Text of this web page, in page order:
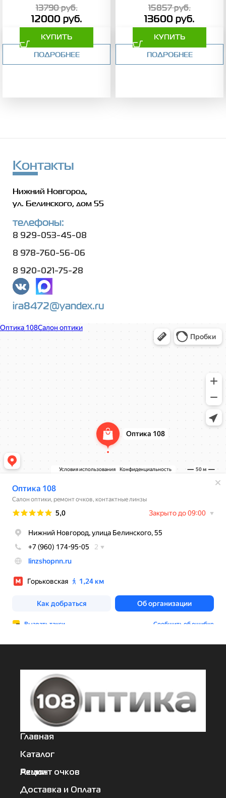
13790руб.
12000 руб.
КУПИТЬ
ПОДРОБНЕЕ
15857руб.
13600 руб.
КУПИТЬ
ПОДРОБНЕЕ
Контакты
Нижний Новгород,
ул. Белинского, дом 55
телефоны:
8 929-053-45-08
8 978-760-56-06
8 920-021-75-28
ira8472@yandex.ru
Оптика 108
Главная
Каталог
Акции
Ремонт очков
Доставка и Оплата